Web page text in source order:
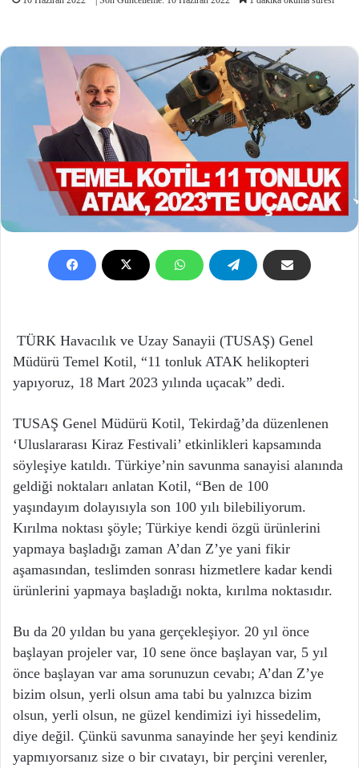
TÜRK Havacılık ve Uzay Sanayii (TUSAŞ) Genel
Müdürü Temel Kotil, “11 tonluk ATAK helikopteri
yapıyoruz, 18 Mart 2023 yılında uçacak” dedi.
TUSAŞ Genel Müdürü Kotil, Tekirdağ’da düzenlenen
‘Uluslararası Kiraz Festivali’ etkinlikleri kapsamında
söyleşiye katıldı. Türkiye’nin savunma sanayisi alanında
geldiği noktaları anlatan Kotil, “Ben de 100
yaşındayım dolayısıyla son 100 yılı bilebiliyorum.
Kırılma noktası şöyle; Türkiye kendi özgü ürünlerini
yapmaya başladığı zaman A’dan Z’ye yani fikir
aşamasından, teslimden sonrası hizmetlere kadar kendi
ürünlerini yapmaya başladığı nokta, kırılma noktasıdır.
Bu da 20 yıldan bu yana gerçekleşiyor. 20 yıl önce
başlayan projeler var, 10 sene önce başlayan var, 5 yıl
önce başlayan var ama sorunuzun cevabı; A’dan Z’ye
bizim olsun, yerli olsun ama tabi bu yalnızca bizim
olsun, yerli olsun, ne güzel kendimizi iyi hissedelim,
diye değil. Çünkü savunma sanayinde her şeyi kendiniz
yapmıyorsanız size o bir cıvatayı, bir perçini verenler,